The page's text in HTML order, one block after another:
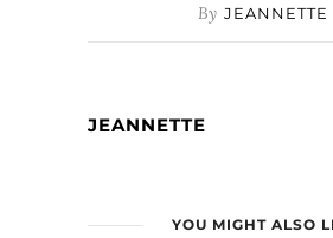
By JEANNETTE
JEANNETTE
YOU MIGHT ALSO